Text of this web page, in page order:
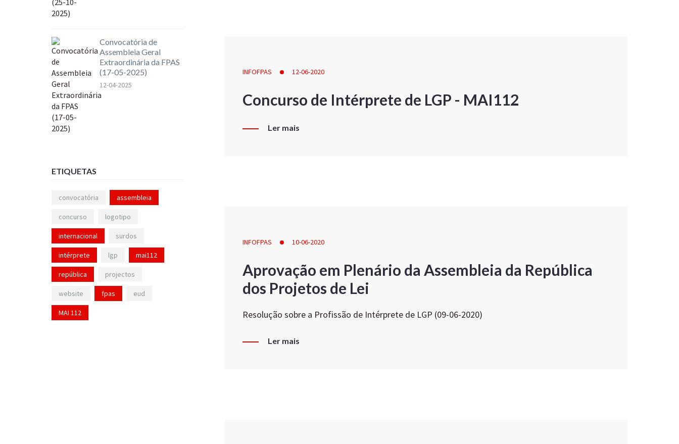
INFOFPAS 12-06-2020
Concurso de Intérprete de LGP - MAI112
Ler mais
INFOFPAS 10-06-2020
Aprovação em Plenário da Assembleia da República
dos Projetos de Lei
Resolução sobre a Profissão de Intérprete de LGP (09-06-2020)
Ler mais
Convocatória de
Assembleia Geral
Extraordinária da FPAS
(17-05-2025)
12-04-2025
ETIQUETAS
convocatória assembleia
concurso logotipo
internacional surdos
intérprete lgp mai112
república projectos
website fpas eud
MAI 112